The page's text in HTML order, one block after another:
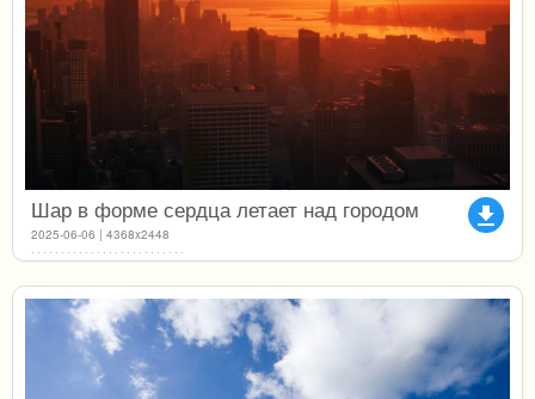
file_download
Шар в форме сердца летает над городом
2025-06-06 | 4368x2448